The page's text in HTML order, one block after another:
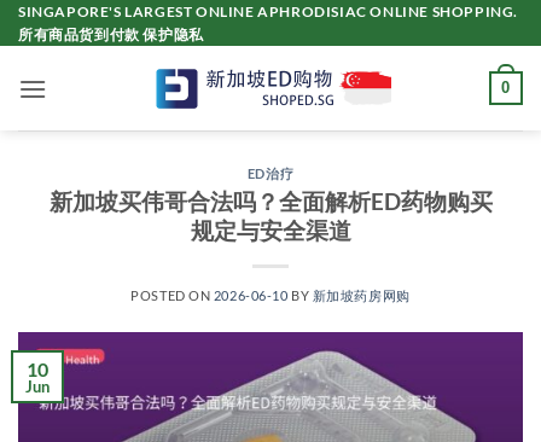
Skip
to
SINGAPORE'S LARGEST ONLINE APHRODISIAC ONLINE SHOPPING.
所有商品货到付款 保护隐私
0
ED治疗
新加坡买伟哥合法吗？全面解析ED药物购买
规定与安全渠道
POSTED ON 2026-06-10 BY 新加坡药房网购
10
Jun